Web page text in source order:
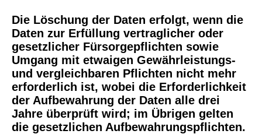
Die Löschung der Daten erfolgt, wenn die
Daten zur Erfüllung vertraglicher oder
gesetzlicher Fürsorgepflichten sowie
Umgang mit etwaigen Gewährleistungs-
und vergleichbaren Pflichten nicht mehr
erforderlich ist, wobei die Erforderlichkeit
der Aufbewahrung der Daten alle drei
Jahre überprüft wird; im Übrigen gelten
die gesetzlichen Aufbewahrungspflichten.